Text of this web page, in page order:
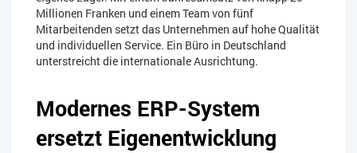
Millionen Franken und einem Team von fünf
Mitarbeitenden setzt das Unternehmen auf hohe Qualität
und individuellen Service. Ein Büro in Deutschland
unterstreicht die internationale Ausrichtung.
Modernes ERP-System
ersetzt Eigenentwicklung